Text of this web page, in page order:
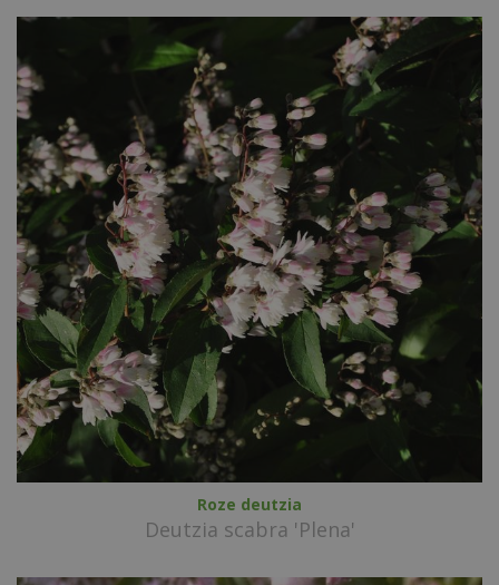
Roze deutzia
Deutzia scabra 'Plena'